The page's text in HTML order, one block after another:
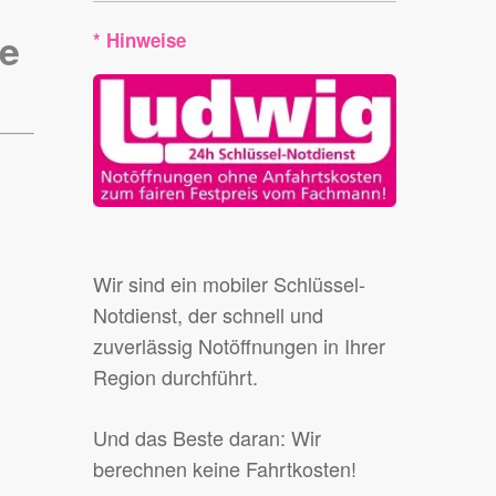
* Hinweise
Wir sind ein mobiler Schlüssel-
Notdienst, der schnell und
zuverlässig Notöffnungen in Ihrer
Region durchführt.
Und das Beste daran: Wir
berechnen keine Fahrtkosten!